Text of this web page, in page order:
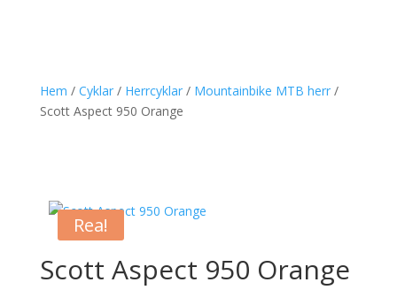
Hem / Cyklar/ Herrcyklar/ Mountainbike MTB herr/
Scott Aspect 950 Orange
Rea!
Scott Aspect 950 Orange